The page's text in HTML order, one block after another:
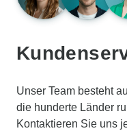
Unser Team besteht
die hunderte Länder
Kontaktieren Sie uns